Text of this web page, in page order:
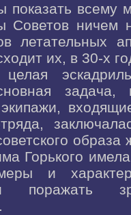
показать всему
Советов ничем
летательных
их, в 30-х
задача,
образа
Горького
и
поражать